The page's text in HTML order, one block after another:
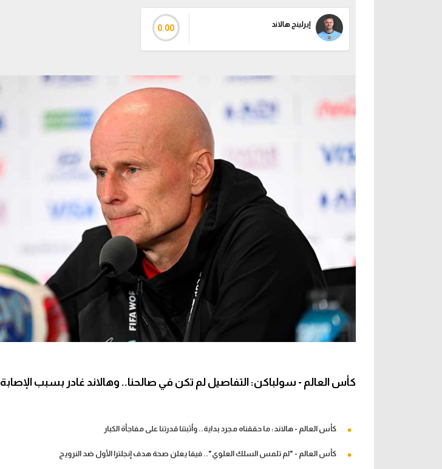
إيرلينج هالاند 0.00
كأس العالم - سولباكن: التفاصيل لم تكن في صالحنا.. وهالاند غادر بسبب الإصابة
كأس العالم - هالاند: ما حققناه مجرد بداية.. وأثبتنا قدرتنا على مفاجأة الكبار
كأس العالم - "لم تلمس السلك العلوي".. فيفا يعلن صحة هدف إنجلترا الأول ضد النرويج